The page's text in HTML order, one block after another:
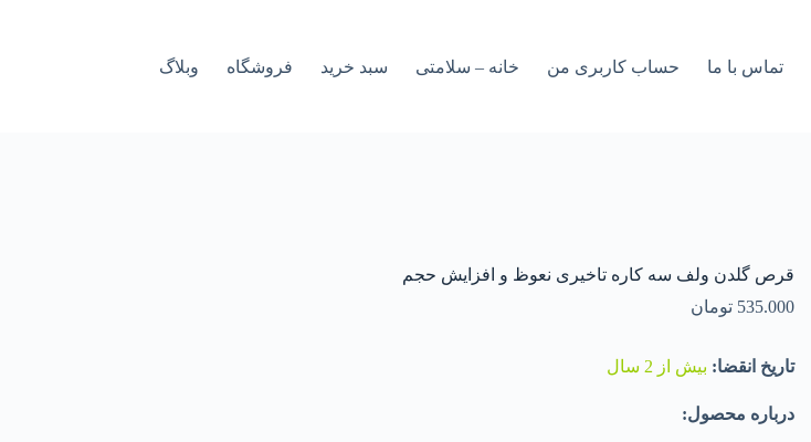
تماس با ما حساب کاربری من خانه – سلامتی سبد خرید فروشگاه وبلاگ
قرص گلدن ولف سه کاره تاخیری نعوظ و افزایش حجم
535.000 تومان
تاریخ انقضا: بیش از 2 سال
درباره محصول: